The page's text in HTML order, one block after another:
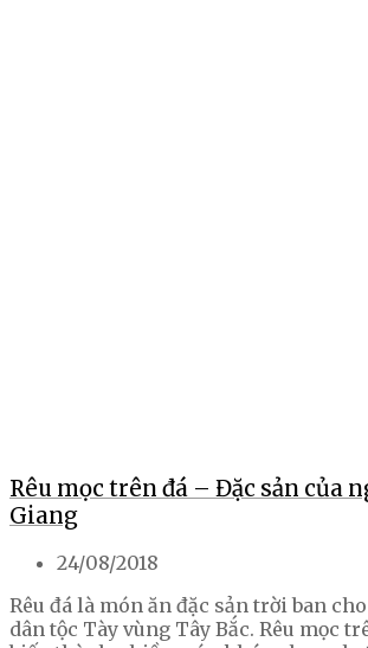
Rêu mọc trên đá – Đặc sản của
Giang
24/08/2018
Rêu đá là món ăn đặc sản trời ban
dân tộc Tày vùng Tây Bắc. Rêu mọc